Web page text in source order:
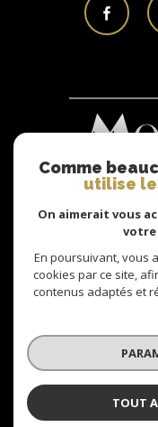
© 2026 | Tous droits
Comme
utilise
On aimerait vous
votre
En poursuivant, vous
cookies par ce site,
contenus adaptés et
TOUT